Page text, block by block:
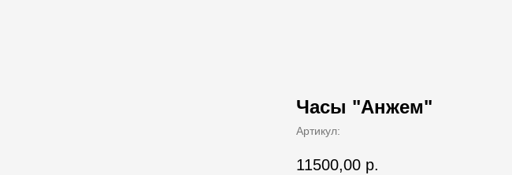
Часы "Анжем"
Артикул:
11500,00 р.